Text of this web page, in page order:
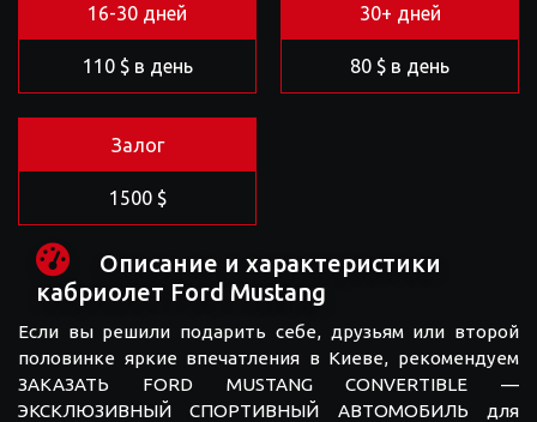
16-30 дней
110 $ в день
30+ дней
80 $ в день
Залог
1500 $
Описание и характеристики
кабриолет Ford Mustang
Если вы решили подарить себе, друзьям или второй
половинке яркие впечатления в Киеве, рекомендуем
ЗАКАЗАТЬ FORD MUSTANG CONVERTIBLE —
ЭКСКЛЮЗИВНЫЙ СПОРТИВНЫЙ АВТОМОБИЛЬ для